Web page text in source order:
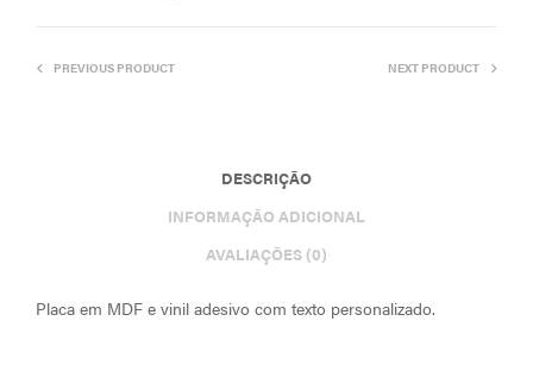
PREVIOUS PRODUCT NEXT PRODUCT
DESCRIÇÃO
INFORMAÇÃO ADICIONAL
AVALIAÇÕES (0)
Placa em MDF e vinil adesivo com texto personalizado.